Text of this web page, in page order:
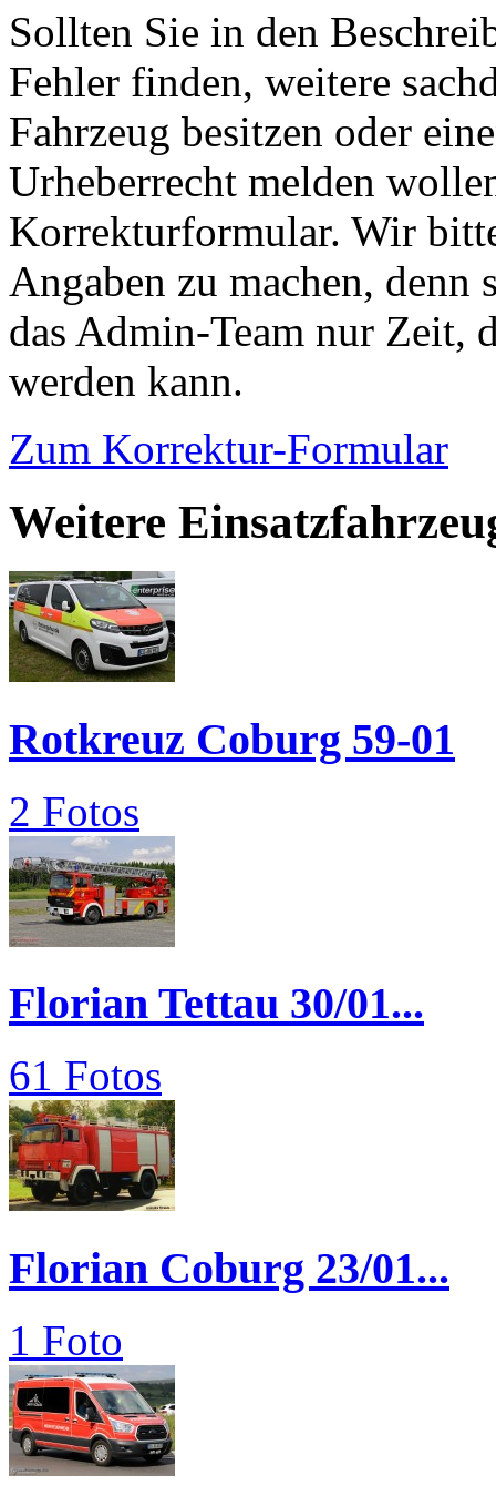
Sollten Sie in den
Fehler finden, weitere
Fahrzeug besitzen oder
Urheberrecht melden
Korrekturformular. Wir
Angaben zu machen,
das Admin-Team nur Zeit,
werden kann.
Zum Korrektur-Formular
Weitere
Rotkreuz Coburg 59-01
2 Fotos
Florian Tettau 30/01...
61 Fotos
Florian Coburg 23/01...
1 Foto